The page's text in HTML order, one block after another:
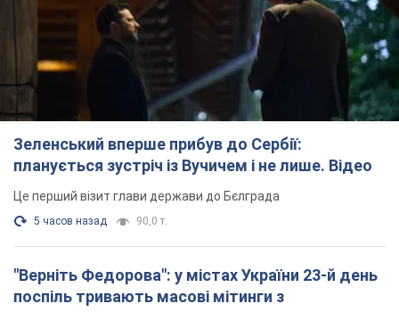
Зеленський вперше прибув до Сербії:
планується зустріч із Вучичем і не лише. Відео
Це перший візит глави держави до Бєлграда
5 часов назад 90,0 т.
"Верніть Федорова": у містах України 23-й день
поспіль тривають масові мітинги з